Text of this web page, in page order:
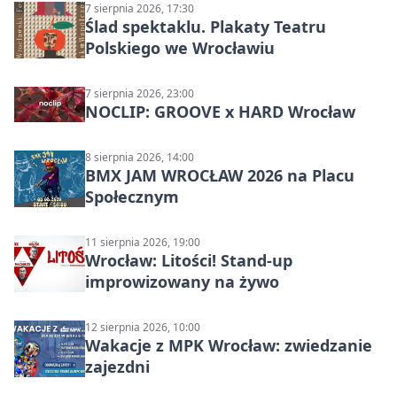
7 sierpnia 2026, 17:30
Ślad spektaklu. Plakaty Teatru
Polskiego we Wrocławiu
7 sierpnia 2026, 23:00
NOCLIP: GROOVE x HARD Wrocław
8 sierpnia 2026, 14:00
BMX JAM WROCŁAW 2026 na Placu
Społecznym
11 sierpnia 2026, 19:00
Wrocław: Litości! Stand-up
improwizowany na żywo
12 sierpnia 2026, 10:00
Wakacje z MPK Wrocław: zwiedzanie
zajezdni